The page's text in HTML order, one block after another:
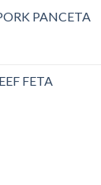
PANCETA
FETA